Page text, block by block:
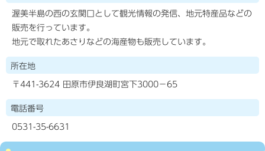
渥美半島の西の玄関口として観光情報の発信、地元特産品などの
販売を行っています。
地元で取れたあさりなどの海産物も販売しています。
所在地
〒441-3624 田原市伊良湖町宮下3000−65
電話番号
0531-35-6631